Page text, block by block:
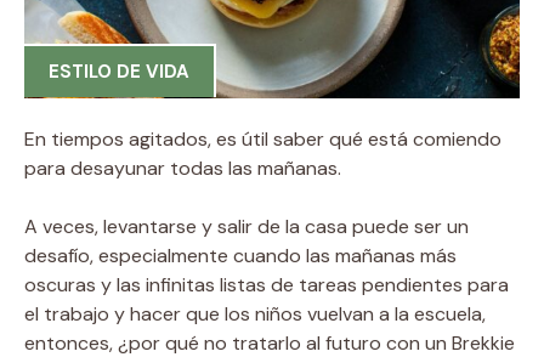
ESTILO DE VIDA
En tiempos agitados, es útil saber qué está comiendo
para desayunar todas las mañanas.
A veces, levantarse y salir de la casa puede ser un
desafío, especialmente cuando las mañanas más
oscuras y las infinitas listas de tareas pendientes para
el trabajo y hacer que los niños vuelvan a la escuela,
entonces, ¿por qué no tratarlo al futuro con un Brekkie